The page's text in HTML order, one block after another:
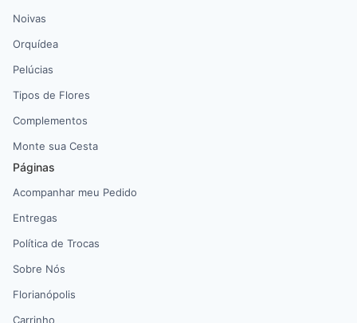
Noivas
Orquídea
Pelúcias
Tipos de Flores
Complementos
Monte sua Cesta
Páginas
Acompanhar meu Pedido
Entregas
Política de Trocas
Sobre Nós
Florianópolis
Carrinho